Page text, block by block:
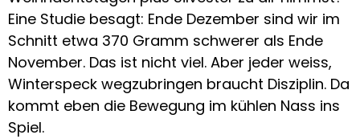
Eine Studie besagt: Ende Dezember sind wir im
Schnitt etwa 370 Gramm schwerer als Ende
November. Das ist nicht viel. Aber jeder weiss,
Winterspeck wegzubringen braucht Disziplin. Da
kommt eben die Bewegung im kühlen Nass ins
Spiel.